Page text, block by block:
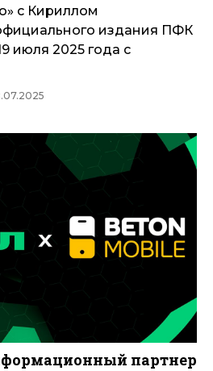
с Кириллом
издания ПФК
июля 2025 года с
партнер